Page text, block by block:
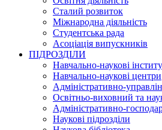
Сталий розвиток
Міжнародна діяльність
Студентська рада
Асоціація випускників
ПІДРОЗДІЛИ
Навчально-наукові
Навчально-наукові центри
Адміністративно-
Освітньо-виховний та
Адміністративно-
Наукові підрозділи